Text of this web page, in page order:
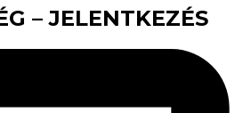
– JELENTKEZÉS